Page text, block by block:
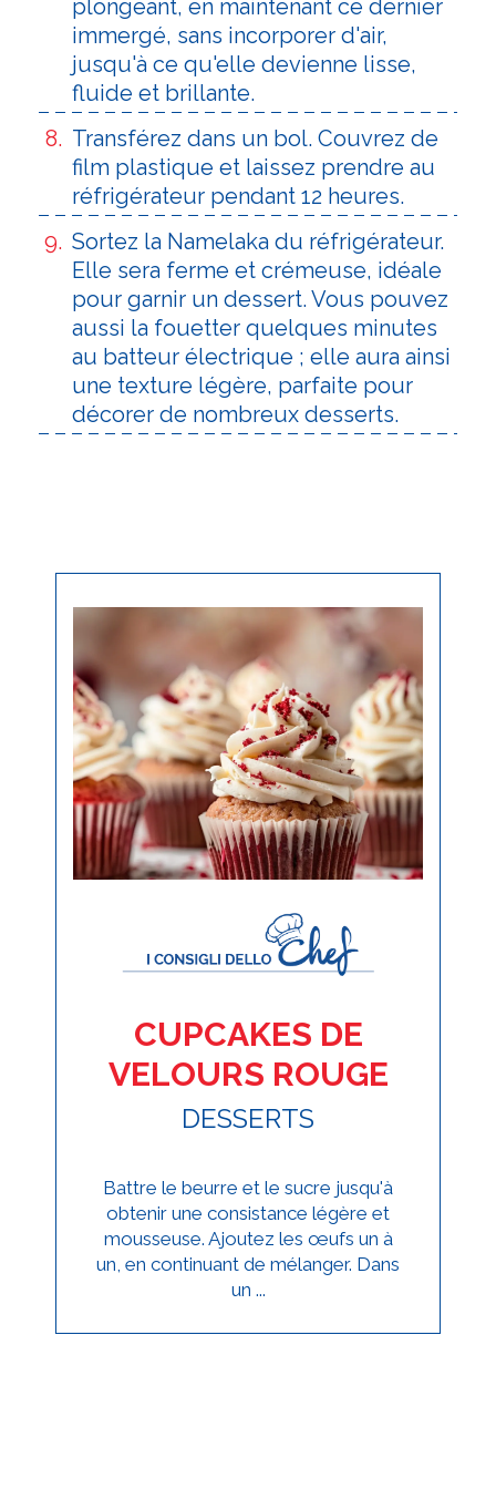
plongeant, en maintenant ce dernier
immergé, sans incorporer d'air,
jusqu'à ce qu'elle devienne lisse,
fluide et brillante.
Transférez dans un bol. Couvrez de
film plastique et laissez prendre au
réfrigérateur pendant 12 heures.
Sortez la Namelaka du réfrigérateur.
Elle sera ferme et crémeuse, idéale
pour garnir un dessert. Vous pouvez
aussi la fouetter quelques minutes
au batteur électrique ; elle aura ainsi
une texture légère, parfaite pour
décorer de nombreux desserts.
CUPCAKES DE
VELOURS ROUGE
DESSERTS
Battre le beurre et le sucre jusqu'à
obtenir une consistance légère et
mousseuse. Ajoutez les œufs un à
un, en continuant de mélanger. Dans
un ...